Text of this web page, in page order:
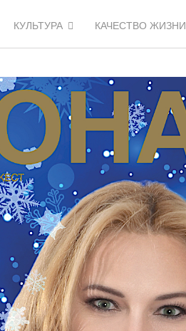
КУЛЬТУРА КАЧЕСТВО ЖИЗНИ